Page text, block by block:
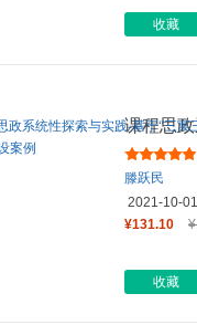
收藏
课程思
式”范式
滕跃民
2021-10-01
¥131.10
收藏